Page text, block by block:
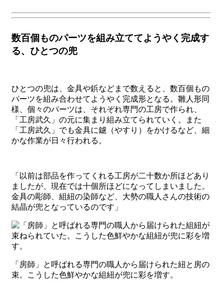
数百個ものパーツを組み立ててようやく完成す
る、ひとつの兜
ひとつの兜は、金具や鋲などまで数えると、数百個もの
パーツを組み合わせてようやく完成形となる。雛人形同
様、個々のパーツは、それぞれ専門の工房で作られ、
「工房武久」の元に集まり組み立てられていく。また
「工房武久」でも金具に鑢（やすり）をかけるなど、細
かな作業が日々行われる。
「以前は部品を作ってくれる工房が二十数か所ほどあり
ましたが、現在では十個所ほどになってしまいました。
金具の彫師、組紐の染師など、大勢の職人さんの技術の
結晶が兜となっているのです」
「房師」と呼ばれる専門の職人から届けられた紐と房の
束。こうした色鮮やかな組紐が兜に彩を増す。